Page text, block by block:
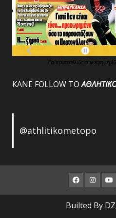
Τα πρωτοσέλιδα των
ΚΑΝΕ FOLLOW ΤΟ
@athlitikometopo
Builted By